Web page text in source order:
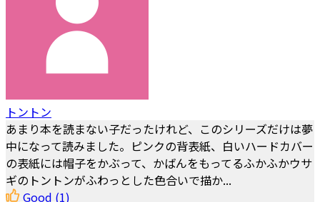
トントン
あまり本を読まない子だったけれど、このシリーズだけは夢
中になって読みました。ピンクの背表紙、白いハードカバー
の表紙には帽子をかぶって、かばんをもってるふかふかウサ
ギのトントンがふわっとした色合いで描か...
Good (1)